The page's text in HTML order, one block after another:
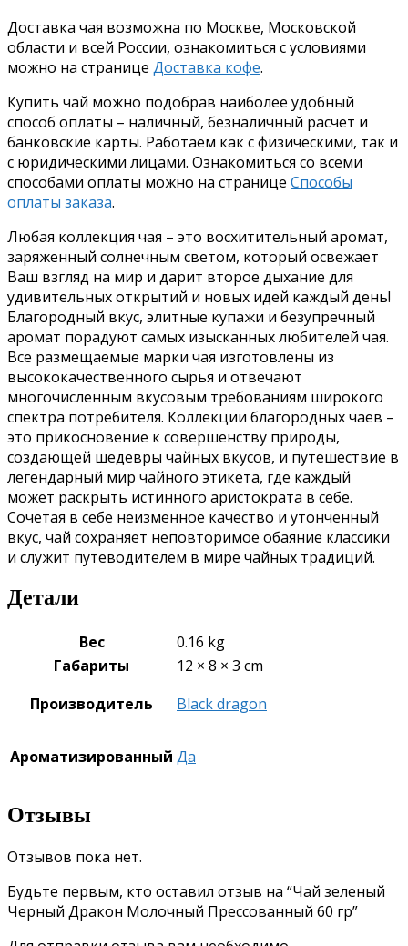
Доставка чая возможна по Москве, Московской
области и всей России, ознакомиться с условиями
можно на странице Доставка кофе.
Купить чай можно подобрав наиболее удобный
способ оплаты – наличный, безналичный расчет и
банковские карты. Работаем как с физическими, так и
с юридическими лицами. Ознакомиться со всеми
способами оплаты можно на странице Способы
оплаты заказа.
Любая коллекция чая – это восхитительный аромат,
заряженный солнечным светом, который освежает
Ваш взгляд на мир и дарит второе дыхание для
удивительных открытий и новых идей каждый день!
Благородный вкус, элитные купажи и безупречный
аромат порадуют самых изысканных любителей чая.
Все размещаемые марки чая изготовлены из
высококачественного сырья и отвечают
многочисленным вкусовым требованиям широкого
спектра потребителя. Коллекции благородных чаев –
это прикосновение к совершенству природы,
создающей шедевры чайных вкусов, и путешествие в
легендарный мир чайного этикета, где каждый
может раскрыть истинного аристократа в себе.
Сочетая в себе неизменное качество и утонченный
вкус, чай сохраняет неповторимое обаяние классики
и служит путеводителем в мире чайных традиций.
Детали
Вес
0.16 kg
Габариты
12 × 8 × 3 cm
Производитель
Black dragon
Ароматизированный Да
Отзывы
Отзывов пока нет.
Будьте первым, кто оставил отзыв на “Чай зеленый
Черный Дракон Молочный Прессованный 60 гр”